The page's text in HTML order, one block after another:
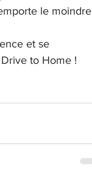
le moindre
et se
to Home !